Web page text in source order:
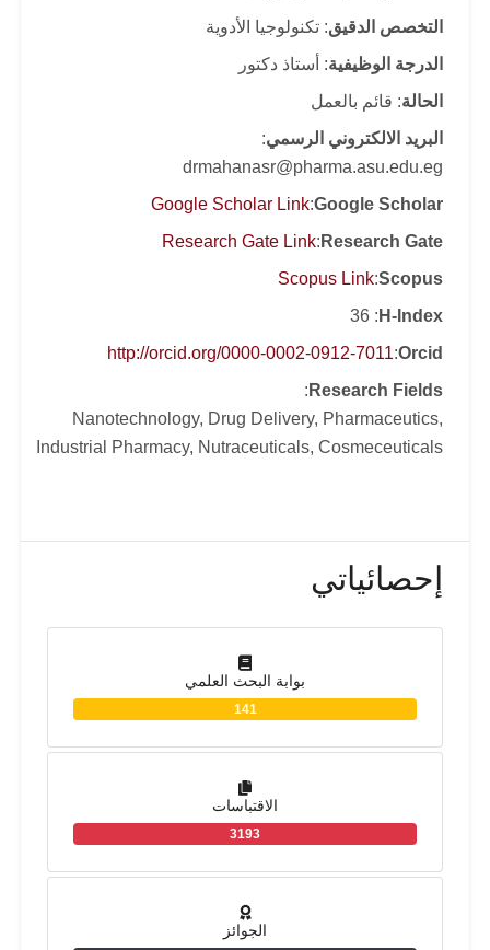
التخصص الدقيق: تكنولوجيا الأدوية
الدرجة الوظيفية: أستاذ دكتور
الحالة: قائم بالعمل
البريد الالكتروني الرسمي:
drmahanasr@pharma.asu.edu.eg
Google Scholar
:
Google Scholar Link
Research Gate
:
Research Gate Link
Scopus
:
Scopus Link
H-Index
: 36
Orcid
:
http://orcid.org/0000-0002-0912-7011
Research Fields
:
Nanotechnology, Drug Delivery, Pharmaceutics,
Industrial Pharmacy, Nutraceuticals, Cosmeceuticals
إحصائياتي
بوابة البحث العلمي
141
الاقتباسات
3193
الجوائز